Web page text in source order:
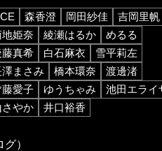
森香澄 岡田紗佳
吉岡里帆
姫奈 綾瀬はるか
めるる
藤真希 白石麻衣
雪平莉左
澤まさみ 橋本環奈
渡邊渚
藤愛子 ゆうちゃみ
池田エライ
やか 井口裕香
）